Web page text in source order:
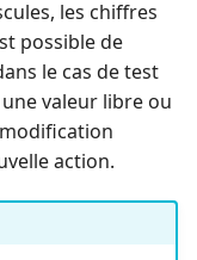
les chiffres
possible de
le cas de test
valeur libre ou
action.